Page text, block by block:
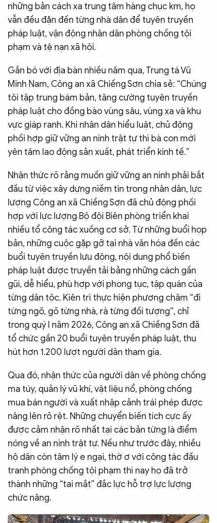
những bản cách xa trung tâm hàng chục km, họ
vẫn đều đặn đến từng nhà dân để tuyên truyền
pháp luật, vận động nhân dân phòng chống tội
phạm và tệ nạn xã hội.
Gắn bó với địa bàn nhiều năm qua, Trung tá Vũ
Minh Nam, Công an xã Chiềng Sơn chia sẻ: “Chúng
tôi tập trung bám bản, tăng cường tuyên truyền
pháp luật cho đồng bào vùng sâu, vùng xa và khu
vực giáp ranh. Khi nhân dân hiểu luật, chủ động
phối hợp giữ vững an ninh trật tự thì bà con mới
yên tâm lao động sản xuất, phát triển kinh tế.”
Nhận thức rõ rằng muốn giữ vững an ninh phải bắt
đầu từ việc xây dựng niềm tin trong nhân dân, lực
lượng Công an xã Chiềng Sơn đã chủ động phối
hợp với lực lượng Bộ đội Biên phòng triển khai
nhiều tổ công tác xuống cơ sở. Từ những buổi họp
bản, những cuộc gặp gỡ tại nhà văn hóa đến các
buổi tuyên truyền lưu động, nội dung phổ biến
pháp luật được truyền tải bằng những cách gần
gũi, dễ hiểu, phù hợp với phong tục, tập quán của
từng dân tộc. Kiên trì thực hiện phương châm “đi
từng ngõ, gõ từng nhà, rà từng đối tượng”, chỉ
trong quý I năm 2026, Công an xã Chiềng Sơn đã
tổ chức gần 20 buổi tuyên truyền pháp luật, thu
hút hơn 1.200 lượt người dân tham gia.
Qua đó, nhận thức của người dân về phòng chống
ma túy, quản lý vũ khí, vật liệu nổ, phòng chống
mua bán người và xuất nhập cảnh trái phép được
nâng lên rõ rệt. Những chuyển biến tích cực ấy
được cảm nhận rõ nhất tại các bản từng là điểm
nóng về an ninh trật tự. Nếu như trước đây, nhiều
hộ dân còn tâm lý e ngại, thờ ơ với công tác đấu
tranh phòng chống tội phạm thì nay họ đã trở
thành những “tai mắt” đắc lực hỗ trợ lực lượng
chức năng.